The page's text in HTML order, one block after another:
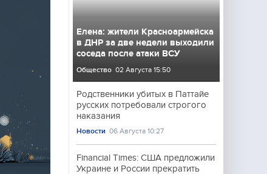
Елена: жители Красноармейска
в ДНР за две недели выходили
соседа после атаки ВСУ
Общество 02 Августа 15:50
Родственники убитых в Паттайе
русских потребовали строгого
наказания
Новости 06 Августа 10:27
Financial Times: США предложили
Украине и России прекратить